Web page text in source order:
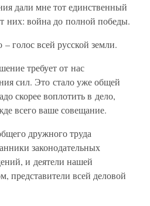
дали мне тот единственный
них: война до полной победы.
голос всей русской земли.
требует от нас
сил. Это стало уже общей
скорее воплотить в дело,
всего ваше совещание.
дружного труда
законодательных
и деятели нашей
представители всей деловой